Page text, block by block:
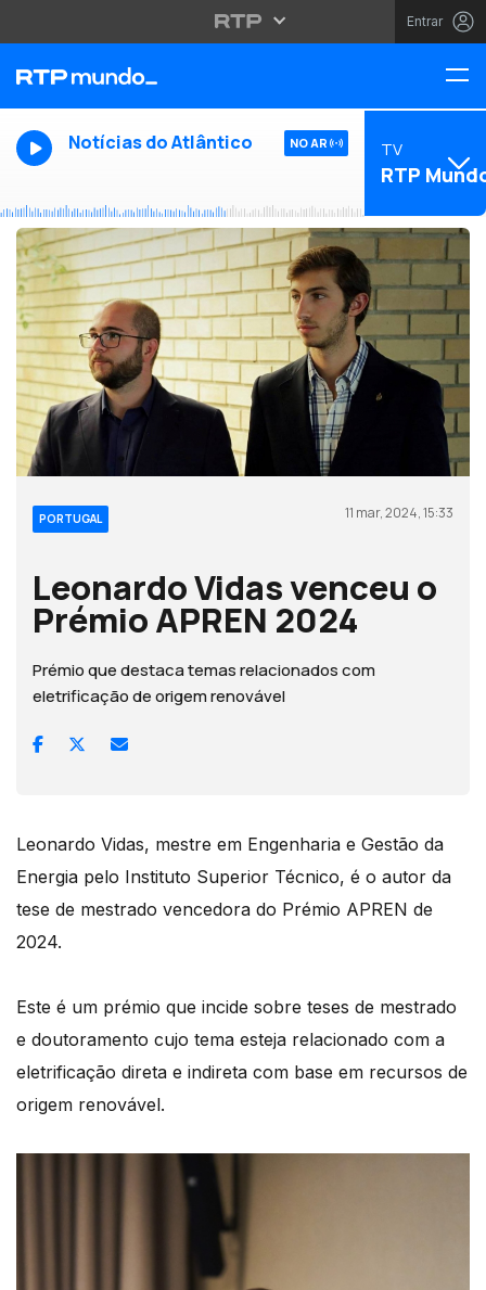
Entrar
Notícias do Atlântico NO AR TV
RTP
PORTUGAL 11 mar, 2024, 15:33
Leonardo Vidas venceu o
Prémio APREN 2024
Prémio que destaca temas relacionados com
eletrificação de origem renovável
Leonardo Vidas, mestre em Engenharia e Gestão da
Energia pelo Instituto Superior Técnico, é o autor da
tese de mestrado vencedora do Prémio APREN de
2024.
Este é um prémio que incide sobre teses de mestrado
e doutoramento cujo tema esteja relacionado com a
eletrificação direta e indireta com base em recursos de
origem renovável.